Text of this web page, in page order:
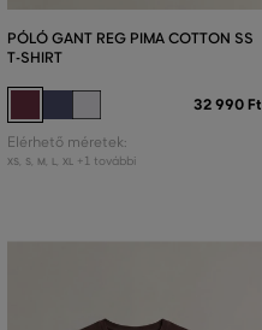
PÓLÓ GANT REG PIMA COTTON SS
T-SHIRT
32 990 Ft
Elérhető méretek:
XS, S, M L XL +1 további